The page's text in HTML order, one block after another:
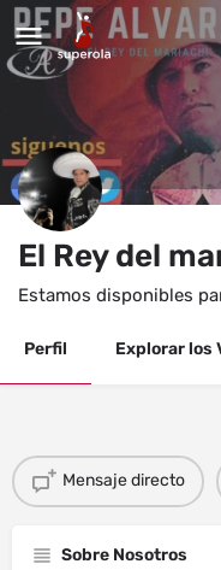
El Rey del
Estamos disponibles
Perfil Explorar los
Mensaje directo
Sobre Nosotros